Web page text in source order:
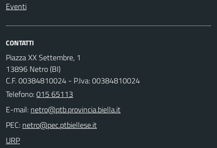
Eventi
CONTATTI
Piazza XX Settembre, 1
13896 Netro (BI)
C.F. 00384810024 - P.Iva: 00384810024
Telefono:015 65113
E-mail:
PEC:
URP